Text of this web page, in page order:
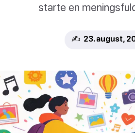
starte en
✍️ 23. august,